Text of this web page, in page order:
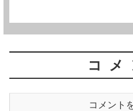
コメ
コメント